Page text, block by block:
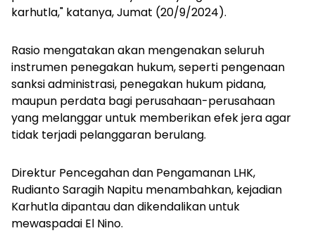
karhutla," katanya, Jumat (20/9/2024).
Rasio mengatakan akan mengenakan seluruh
instrumen penegakan hukum, seperti pengenaan
sanksi administrasi, penegakan hukum pidana,
maupun perdata bagi perusahaan-perusahaan
yang melanggar untuk memberikan efek jera agar
tidak terjadi pelanggaran berulang.
Direktur Pencegahan dan Pengamanan LHK,
Rudianto Saragih Napitu menambahkan, kejadian
Karhutla dipantau dan dikendalikan untuk
mewaspadai El Nino.